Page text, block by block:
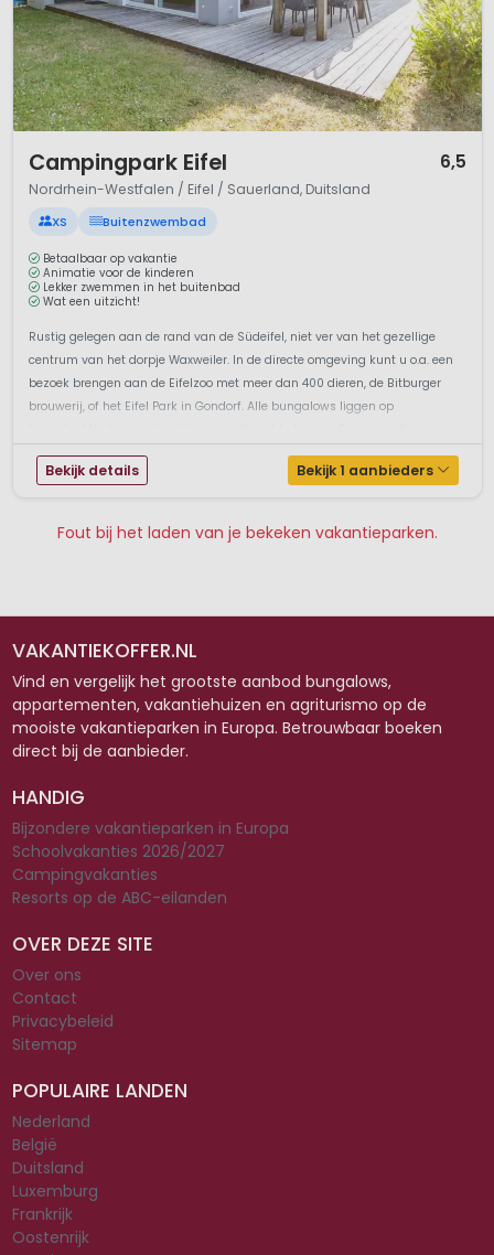
Campingpark Eifel 6,5
Nordrhein-Westfalen / Eifel / Sauerland, Duitsland
XS Buitenzwembad
Betaalbaar op vakantie
Animatie voor de kinderen
Lekker zwemmen in het buitenbad
Wat een uitzicht!
Rustig gelegen aan de rand van de Südeifel, niet ver van het gezellige
centrum van het dorpje Waxweiler. In de directe omgeving kunt u o.a. een
bezoek brengen aan de Eifelzoo met meer dan 400 dieren, de Bitburger
brouwerij, of het Eifel Park in Gondorf. Alle bungalows liggen op
Bekijk details Bekijk 1 aanbieders
Fout bij het laden van je bekeken vakantieparken.
VAKANTIEKOFFER.NL
Vind en vergelijk het grootste aanbod bungalows,
appartementen, vakantiehuizen en agriturismo op de
mooiste vakantieparken in Europa. Betrouwbaar boeken
direct bij de aanbieder.
HANDIG
Bijzondere vakantieparken in Europa
Schoolvakanties 2026/2027
Campingvakanties
Resorts op de ABC-eilanden
OVER DEZE SITE
Over ons
Contact
Privacybeleid
Sitemap
POPULAIRE LANDEN
Nederland
België
Duitsland
Luxemburg
Frankrijk
Oostenrijk